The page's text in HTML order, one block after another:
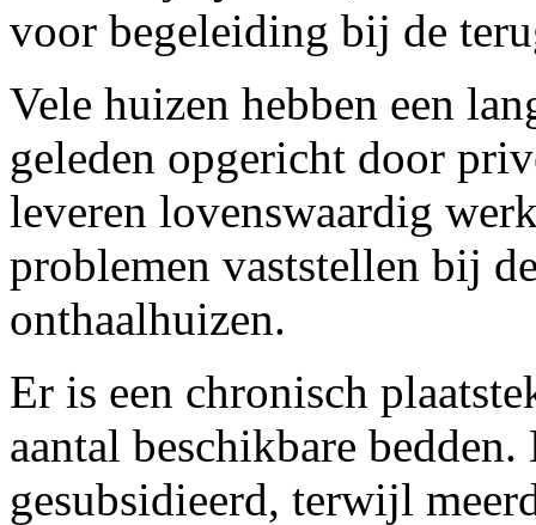
voor begeleiding bij de
Vele huizen hebben een
geleden opgericht door
leveren lovenswaardig
problemen vaststellen bij
onthaalhuizen.
Er is een chronisch
aantal beschikbare
gesubsidieerd, terwijl